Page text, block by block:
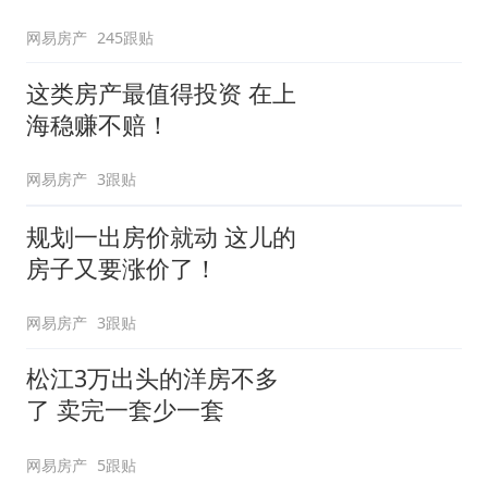
网易房产 245跟贴
这类房产最值得投资 在上
海稳赚不赔！
网易房产 3跟贴
规划一出房价就动 这儿的
房子又要涨价了！
网易房产 3跟贴
松江3万出头的洋房不多
了 卖完一套少一套
网易房产 5跟贴